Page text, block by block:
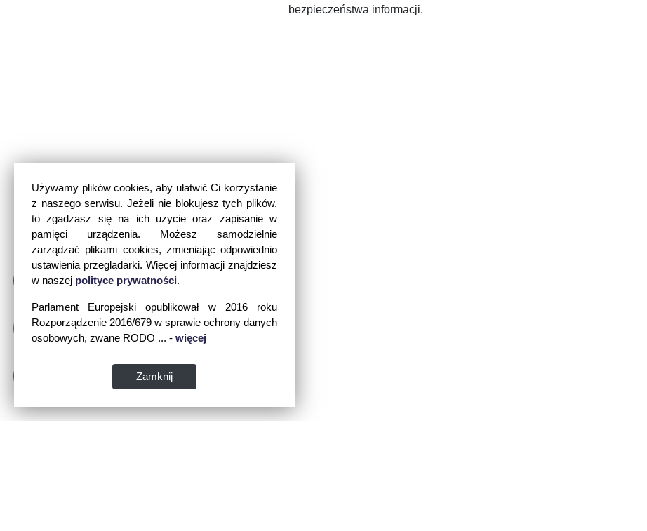
Używamy plików cookies, aby ułatwić Ci korzystanie
z naszego serwisu. Jeżeli nie blokujesz tych plików,
to zgadzasz się na ich użycie oraz zapisanie w
pamięci urządzenia. Możesz samodzielnie
zarządzać plikami cookies, zmieniając odpowiednio
ustawienia przeglądarki. Więcej informacji znajdziesz
w naszej polityce prywatności.
Parlament Europejski opublikował w 2016 roku
Rozporządzenie 2016/679 w sprawie ochrony danych
osobowych, zwane RODO ... - więcej
Zamknij
bezpieczeństwa informacji.